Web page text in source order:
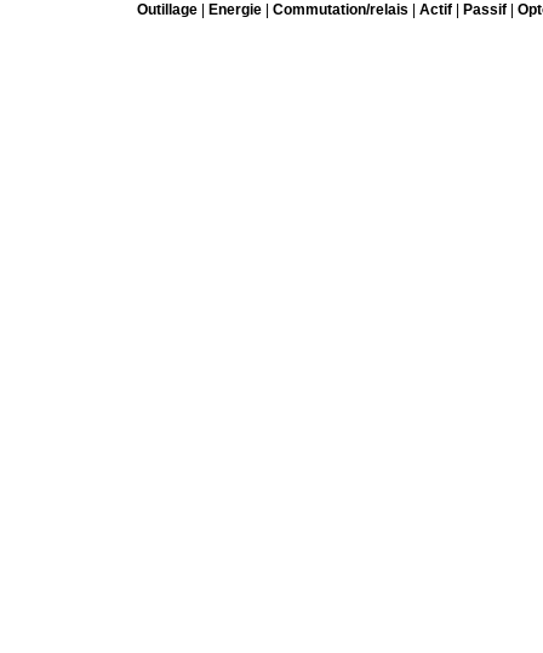
Outillage| Energie| Commutation/relais Actif| Passif|